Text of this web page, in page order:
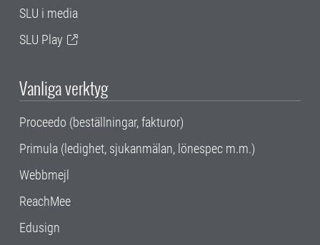
SLU i media
SLU Play
Vanliga verktyg
Proceedo (beställningar, fakturor)
Primula (ledighet, sjukanmälan, lönespec m.m.)
Webbmejl
ReachMee
Edusign